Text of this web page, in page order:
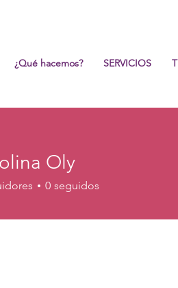
¿Qué hacemos? SERVICIOS
Oly
0 seguidos